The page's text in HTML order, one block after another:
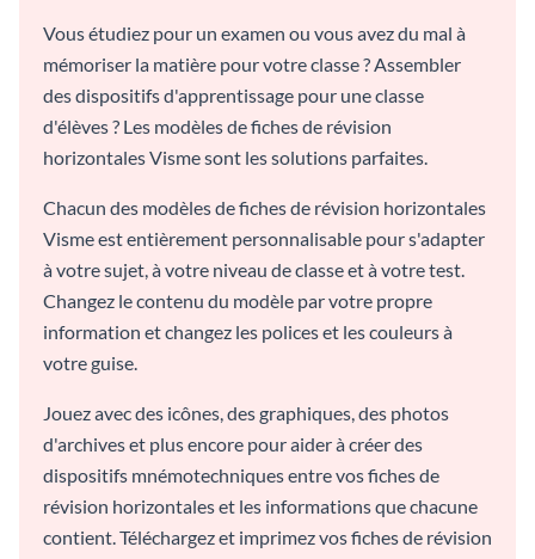
Vous étudiez pour un examen ou vous avez du mal à
mémoriser la matière pour votre classe ? Assembler
des dispositifs d'apprentissage pour une classe
d'élèves ? Les modèles de fiches de révision
horizontales Visme sont les solutions parfaites.
Chacun des modèles de fiches de révision horizontales
Visme est entièrement personnalisable pour s'adapter
à votre sujet, à votre niveau de classe et à votre test.
Changez le contenu du modèle par votre propre
information et changez les polices et les couleurs à
votre guise.
Jouez avec des icônes, des graphiques, des photos
d'archives et plus encore pour aider à créer des
dispositifs mnémotechniques entre vos fiches de
révision horizontales et les informations que chacune
contient. Téléchargez et imprimez vos fiches de révision